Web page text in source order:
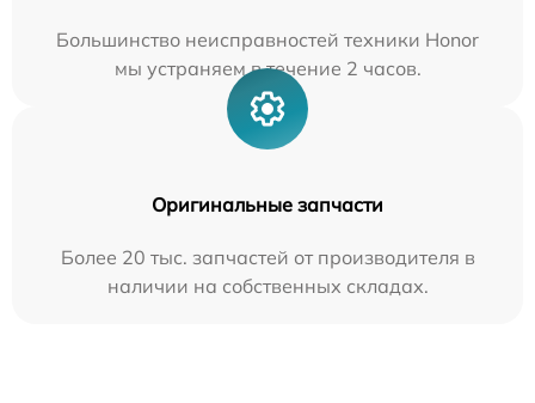
Большинство неисправностей техники Honor
мы устраняем в течение 2 часов.
Оригинальные запчасти
Более 20 тыс. запчастей от производителя в
наличии на собственных складах.